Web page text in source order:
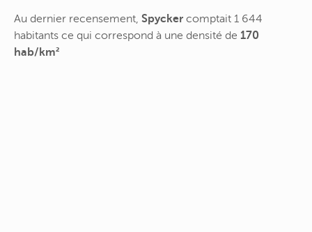
Au dernier recensement, Spycker comptait 1 644
habitants ce qui correspond à une densité de 170
hab/km²